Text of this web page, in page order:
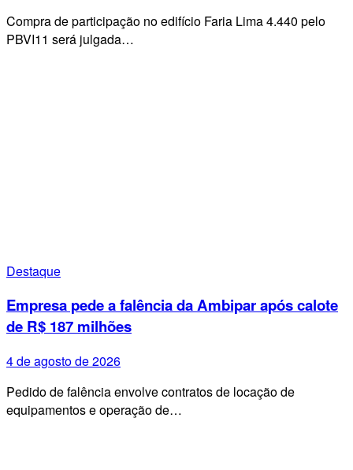
Compra de participação no edifício Faria Lima 4.440 pelo
PBVI11 será julgada…
Destaque
Empresa pede a falência da Ambipar após calote
de R$ 187 milhões
4 de agosto de 2026
Pedido de falência envolve contratos de locação de
equipamentos e operação de…